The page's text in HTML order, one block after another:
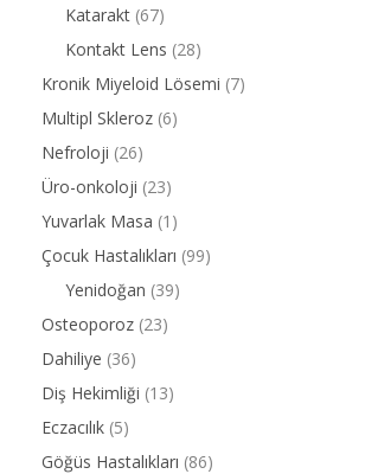
Katarakt (67)
Kontakt Lens (28)
Kronik Miyeloid Lösemi (7)
Multipl Skleroz (6)
Nefroloji (26)
Üro-onkoloji (23)
Yuvarlak Masa (1)
Çocuk Hastalıkları (99)
Yenidoğan (39)
Osteoporoz (23)
Dahiliye (36)
Diş Hekimliği (13)
Eczacılık (5)
Göğüs Hastalıkları (86)